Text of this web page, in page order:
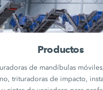
Productos
de mandíbulas
trituradoras de impacto,